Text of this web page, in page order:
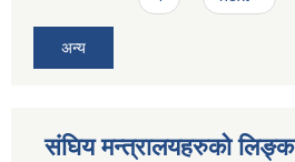
अन्य
संघिय मन्त्रालयहरुको लिङ्‍क